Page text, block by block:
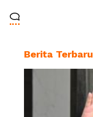
Berita Terbaru